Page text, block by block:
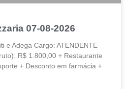
07-08-2026
e Adega Cargo: ATENDENTE
R$ 1.800,00 + Restaurante
+ Desconto em farmácia +